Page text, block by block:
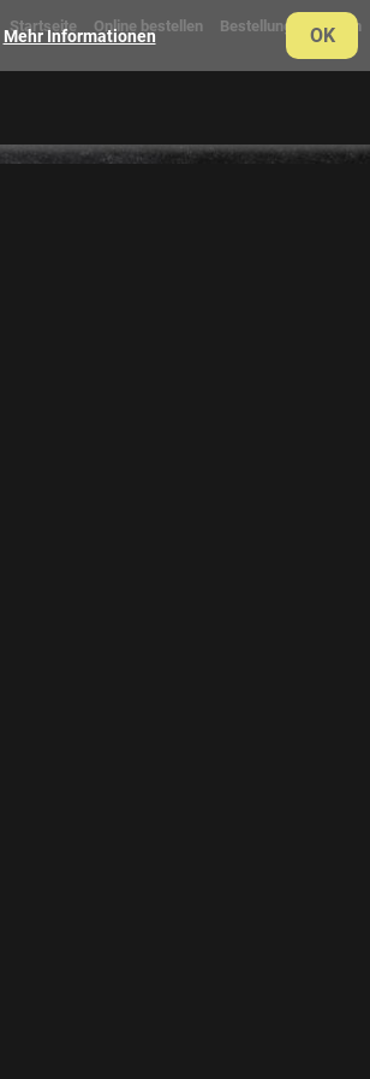
Startseite Online bestellen Bestellung verfolgen
Mehr Informationen OK